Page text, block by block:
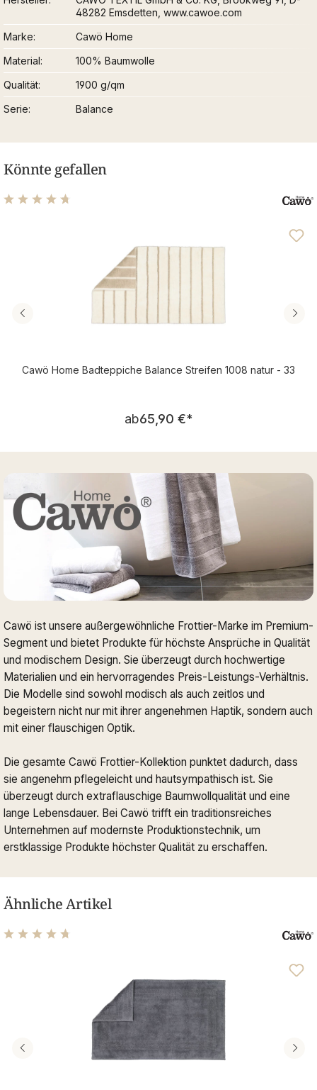
48282 Emsdetten, www.cawoe.com
Marke
Cawö Home
Material
100% Baumwolle
Qualität
1900 g/qm
Serie
Balance
Könnte gefallen
Cawö Home Badteppiche Balance Streifen 1008 natur - 33
Regulärer Preis:
ab65,90 €*
Cawö ist unsere außergewöhnliche Frottier-Marke im Premium-
Segment und bietet Produkte für höchste Ansprüche in Qualität
und modischem Design. Sie überzeugt durch hochwertige
Materialien und ein hervorragendes Preis-Leistungs-Verhältnis.
Die Modelle sind sowohl modisch als auch zeitlos und
begeistern nicht nur mit ihrer angenehmen Haptik, sondern auch
mit einer flauschigen Optik.
Die gesamte Cawö Frottier-Kollektion punktet dadurch, dass
sie angenehm pflegeleicht und hautsympathisch ist. Sie
überzeugt durch extraflauschige Baumwollqualität und eine
lange Lebensdauer. Bei Cawö trifft ein traditionsreiches
Unternehmen auf modernste Produktionstechnik, um
erstklassige Produkte höchster Qualität zu erschaffen.
Ähnliche Artikel